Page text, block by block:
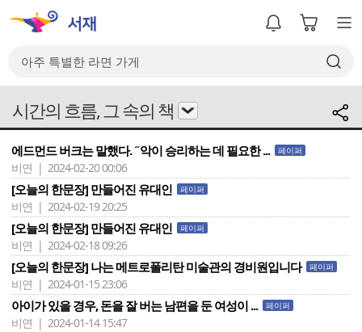
시간의 흐름, 그 속의 책
에드먼드 버크는 말했다. ˝악이 승리하는 데 필요한 ... 페이퍼
비연 | 2024-02-20 00:06
[오늘의 한문장] 만들어진 유대인 페이퍼
비연 | 2024-02-19 20:25
[오늘의 한문장] 만들어진 유대인 페이퍼
비연 | 2024-02-18 09:26
[오늘의 한문장] 나는 메트로폴리탄 미술관의 경비원입니다 페이퍼
비연 | 2024-01-15 23:06
아이가 있을 경우, 돈을 잘 버는 남편을 둔 여성이 ... 페이퍼
비연 | 2024-01-14 15:47